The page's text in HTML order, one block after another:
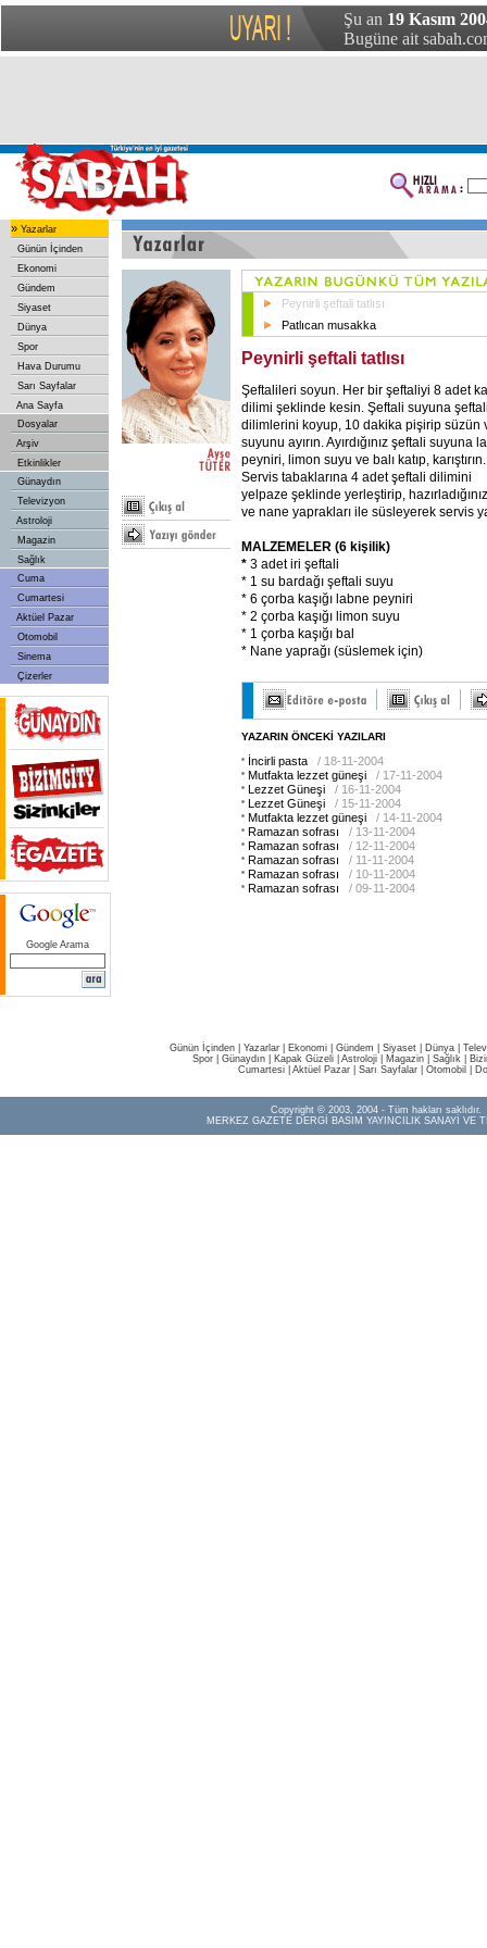
Şu an 19 Kasım
Bugüne ait
» Yazarlar
Günün İçinden
Ekonomi
Gündem
Siyaset
Dünya
Spor
Hava Durumu
Sarı Sayfalar
Ana Sayfa
Dosyalar
Arşiv
Etkinlikler
Günaydın
Televizyon
Astroloji
Magazin
Sağlık
Cuma
Cumartesi
Aktüel Pazar
Otomobil
Sinema
Çizerler
Google Arama
Peynirli şeftali tatlısı
Patlıcan musakka
Peynirli şeftali tatlısı
Şeftalileri soyun. Her bir şeftaliyi 8 adet
dilimi şeklinde kesin. Şeftali suyuna
dilimlerini koyup, 10 dakika pişirip süzün
suyunu ayırın. Ayırdığınız şeftali suyuna
peyniri, limon suyu ve balı katıp, karıştırın.
Servis tabaklarına 4 adet şeftali dilimini
yelpaze şeklinde yerleştirip,
ve nane yaprakları ile süsleyerek servis
MALZEMELER (6 kişilik)
* 3 adet iri şeftali
* 1 su bardağı şeftali suyu
* 6 çorba kaşığı labne peyniri
* 2 çorba kaşığı limon suyu
* 1 çorba kaşığı bal
* Nane yaprağı (süslemek için)
YAZARIN ÖNCEKİ YAZILARI
İncirli pasta
/ 18-11-2004
Mutfakta lezzet güneşi
/ 17-11-2004
Lezzet Güneşi
/ 16-11-2004
Lezzet Güneşi
/ 15-11-2004
Mutfakta lezzet güneşi
/ 14-11-2004
Ramazan sofrası
/ 13-11-2004
Ramazan sofrası
/ 12-11-2004
Ramazan sofrası
/ 11-11-2004
Ramazan sofrası
/ 10-11-2004
Ramazan sofrası
/ 09-11-2004
Günün İçinden Yazarlar Ekonomi Gündem Siyaset Dünya |
Spor
Günaydın Kapak Güzeli Astroloji Magazin Sağlık
Cumartesi| Aktüel Pazar| Sarı Sayfalar| Otomobil
Copyright © 2003, 2004 - Tüm hakları saklıdır.
MERKEZ GAZETE DERGİ BASIM YAYINCILIK SANAYİ VE